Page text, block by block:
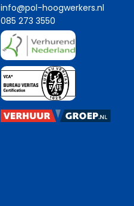
info@pol-hoogwerkers.nl
085 273 3550